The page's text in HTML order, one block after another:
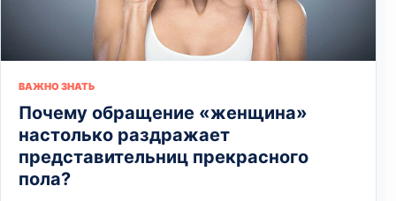
ВАЖНО ЗНАТЬ
Почему обращение «женщина»
настолько раздражает
представительниц прекрасного
пола?